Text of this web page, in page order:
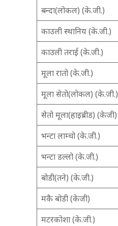
बन्दा(लोकल) (के.जी.)
काउली स्थानिय (के.जी.)
काउली तराई (के.जी.)
मूला रातो (के.जी.)
मूला सेतो(लोकल) (के.जी.)
सेतो मूला(हाइब्रीड) (केजी)
भन्टा लाम्चो (के.जी.)
भन्टा डल्लो (के.जी.)
बोडी(तने) (के.जी.)
मकै बोडी (केजी)
मटरकोशा (के.जी.)